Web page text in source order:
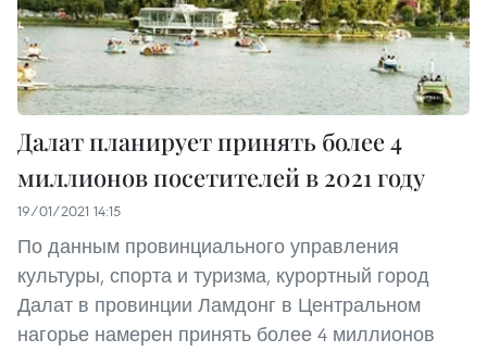
Далат планирует принять более 4
миллионов посетителей в 2021 году
19/01/2021 14:15
По данным провинциального управления
культуры, спорта и туризма, курортный город
Далат в провинции Ламдонг в Центральном
нагорье намерен принять более 4 миллионов